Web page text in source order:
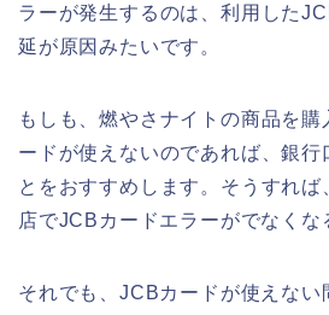
ラーが発生するのは、利用した
延が原因みたいです。
もしも、燃やさナイトの商品を
ードが使えないのであれば、銀行
とをおすすめします。そうすれば
店でJCBカードエラーがでなくな
それでも、JCBカードが使えない